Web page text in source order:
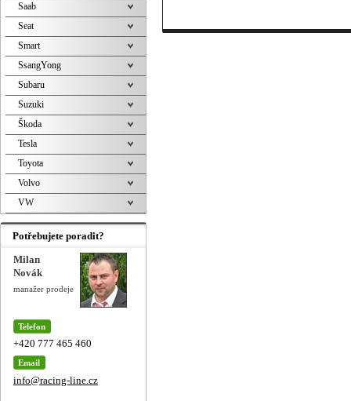
Saab
Seat
Smart
SsangYong
Subaru
Suzuki
Škoda
Tesla
Toyota
Volvo
VW
Potřebujete poradit?
Milan
Novák
manažer prodeje
Telefon
+420 777 465 460
Email
info@racing-line.cz